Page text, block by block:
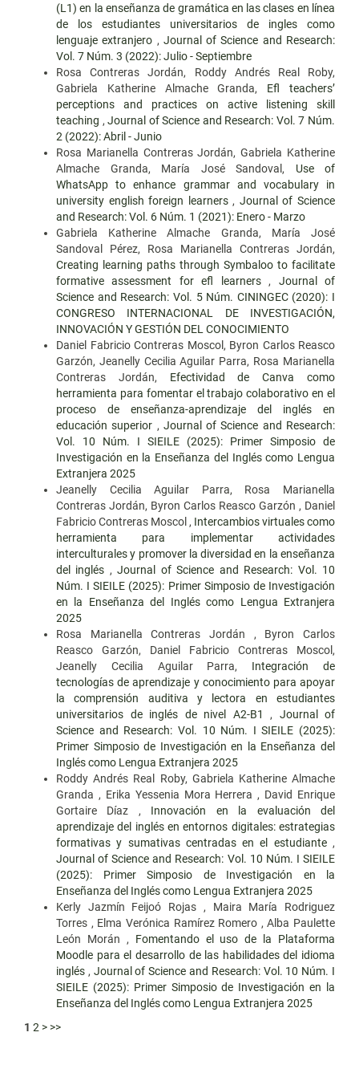
(L1) en la enseñanza de gramática en las clases en línea
de los estudiantes universitarios de ingles como
lenguaje extranjero , Journal of Science and Research:
Vol. 7 Núm. 3 (2022): Julio - Septiembre
Rosa Contreras Jordán, Roddy Andrés Real Roby,
Gabriela Katherine Almache Granda, Efl teachers’
perceptions and practices on active listening skill
teaching ,Journal of Science and Research: Vol. 7 Núm.
2 (2022): Abril - Junio
Rosa Marianella Contreras Jordán, Gabriela Katherine
Almache Granda, María José Sandoval, Use of
WhatsApp to enhance grammar and vocabulary in
university english foreign learners , Journal of Science
and Research: Vol. 6 Núm. 1 (2021): Enero - Marzo
Gabriela Katherine Almache Granda, María José
Sandoval Pérez, Rosa Marianella Contreras Jordán,
Creating learning paths through Symbaloo to facilitate
formative assessment for efl learners , Journal of
Science and Research: Vol. 5 Núm. CININGEC (2020): I
CONGRESO INTERNACIONAL DE INVESTIGACIÓN,
INNOVACIÓN Y GESTIÓN DEL CONOCIMIENTO
Daniel Fabricio Contreras Moscol, Byron Carlos Reasco
Garzón, Jeanelly Cecilia Aguilar Parra, Rosa Marianella
Contreras Jordán, Efectividad de Canva como
herramienta para fomentar el trabajo colaborativo en el
proceso de enseñanza-aprendizaje del inglés en
educación superior , Journal of Science and Research:
Vol. 10 Núm. I SIEILE (2025): Primer Simposio de
Investigación en la Enseñanza del Inglés como Lengua
Extranjera 2025
Jeanelly Cecilia Aguilar Parra, Rosa Marianella
Contreras Jordán, Byron Carlos Reasco Garzón , Daniel
Fabricio Contreras Moscol , Intercambios virtuales como
herramienta para implementar actividades
interculturales y promover la diversidad en la enseñanza
del inglés ,Journal of Science and Research: Vol. 10
Núm. I SIEILE (2025): Primer Simposio de Investigación
en la Enseñanza del Inglés como Lengua Extranjera
2025
Rosa Marianella Contreras Jordán , Byron Carlos
Reasco Garzón, Daniel Fabricio Contreras Moscol,
Jeanelly Cecilia Aguilar Parra, Integración de
tecnologías de aprendizaje y conocimiento para apoyar
la comprensión auditiva y lectora en estudiantes
universitarios de inglés de nivel A2-B1 , Journal of
Science and Research: Vol. 10 Núm. I SIEILE (2025):
Primer Simposio de Investigación en la Enseñanza del
Inglés como Lengua Extranjera 2025
Roddy Andrés Real Roby, Gabriela Katherine Almache
Granda , Erika Yessenia Mora Herrera , David Enrique
Gortaire Díaz , Innovación en la evaluación del
aprendizaje del inglés en entornos digitales: estrategias
formativas y sumativas centradas en el estudiante ,
Journal of Science and Research: Vol. 10 Núm. I SIEILE
(2025): Primer Simposio de Investigación en la
Enseñanza del Inglés como Lengua Extranjera 2025
Kerly Jazmín Feijoó Rojas , Maira María Rodriguez
Torres , Elma Verónica Ramírez Romero , Alba Paulette
León Morán , Fomentando el uso de la Plataforma
Moodle para el desarrollo de las habilidades del idioma
inglés , Journal of Science and Research: Vol. 10 Núm. I
SIEILE (2025): Primer Simposio de Investigación en la
Enseñanza del Inglés como Lengua Extranjera 2025
1 2 > >>